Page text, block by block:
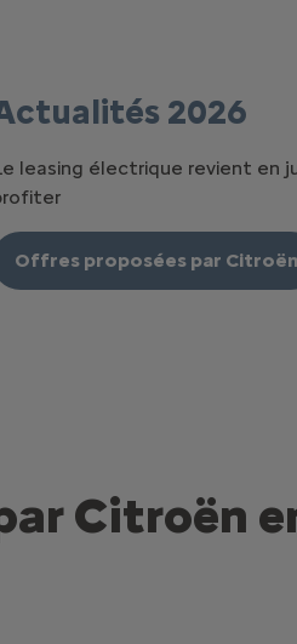
2026
leasing électrique revient en
Offres proposées par Citroën
Citroën